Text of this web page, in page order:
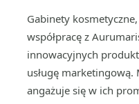
Gabinety
współpracę z
innowacyjnych
usługę
angażuje się w ich